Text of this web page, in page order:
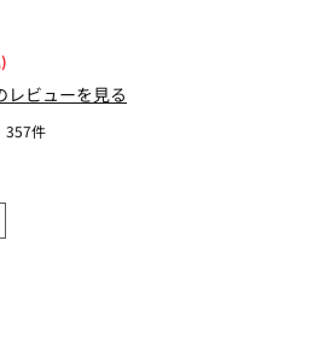
レビューを見る
357件